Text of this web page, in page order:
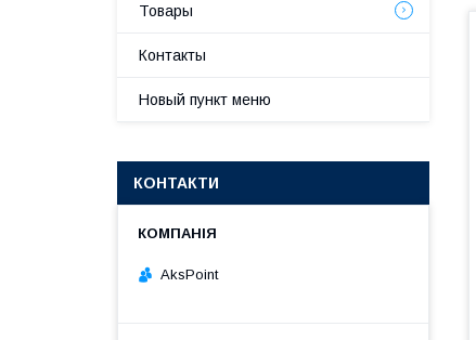
Товары
Контакты
Новый пункт меню
КОНТАКТИ
AksPoint